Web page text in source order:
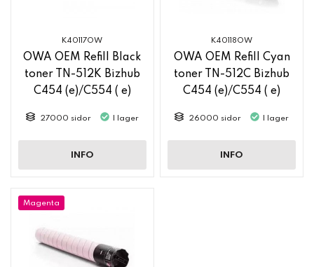
K40117OW
OWA OEM Refill Black
toner TN-512K Bizhub
C454 (e)/C554 ( e)
27000 sidor I lager
INFO
K40118OW
OWA OEM Refill Cyan
toner TN-512C Bizhub
C454 (e)/C554 ( e)
26000 sidor I lager
INFO
Magenta